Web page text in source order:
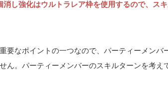
消し強化はウルトラレア枠を使用するので、ス
要なポイントの一つなので、パーティーメンバ
ん。パーティーメンバーのスキルターンを考え